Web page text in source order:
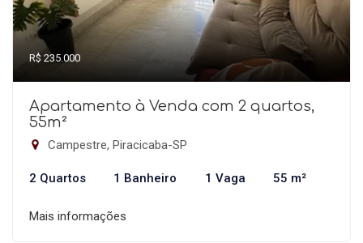
R$ 235.000
Apartamento à Venda com 2 quartos,
55m²
Campestre, Piracicaba-SP
2 Quartos 1 Banheiro 1 Vaga 55 m²
Mais informações